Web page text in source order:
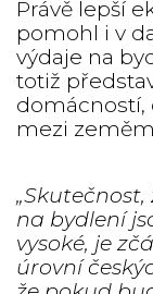
Právě lepší
pomohl i v
výdaje na
totiž
domácností,
mezi
na bydlení
vysoké, je
úrovní